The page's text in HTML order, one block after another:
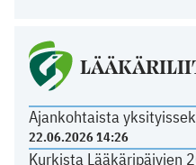
Ajankohtaista
22.06.2026 14:26
Kurkista Lääkäripäivien